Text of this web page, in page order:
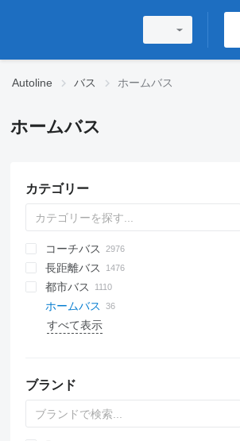
Autoline バス ホームバス
ホームバス
カテゴリー
コーチバス
長距離バス
都市バス
ホームバス
すべて表示
ブランド